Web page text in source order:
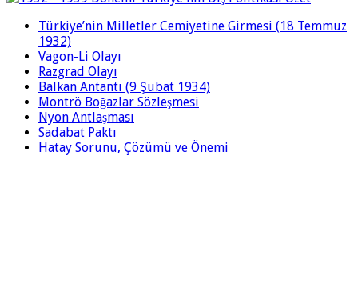
Türkiye’nin Milletler Cemiyetine Girmesi (18 Temmuz
1932)
Vagon-Li Olayı
Razgrad Olayı
Balkan Antantı (9 Şubat 1934)
Montrö Boğazlar Sözleşmesi
Nyon Antlaşması
Sadabat Paktı
Hatay Sorunu, Çözümü ve Önemi